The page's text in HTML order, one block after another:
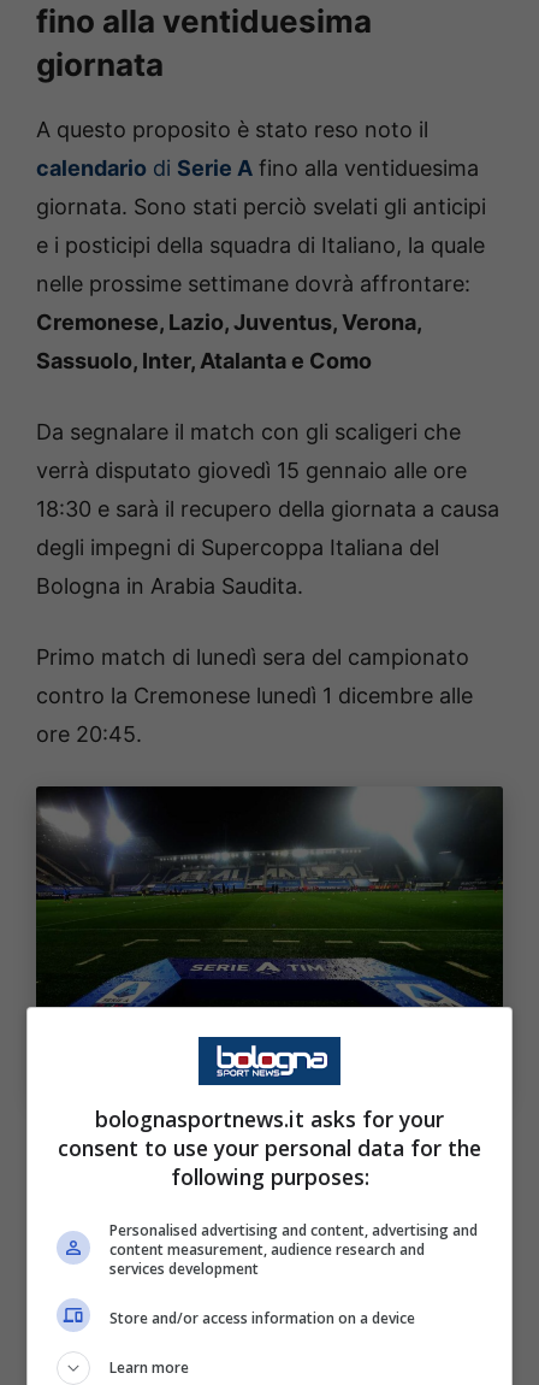
fino alla ventiduesima
giornata
A questo proposito è stato reso noto il
calendario di Serie A fino alla ventiduesima
giornata. Sono stati perciò svelati gli anticipi
e i posticipi della squadra di Italiano, la quale
nelle prossime settimane dovrà affrontare:
Cremonese, Lazio, Juventus, Verona,
Sassuolo, Inter, Atalanta e Como
Da segnalare il match con gli scaligeri che
verrà disputato giovedì 15 gennaio alle ore
18:30 e sarà il recupero della giornata a causa
degli impegni di Supercoppa Italiana del
Bologna in Arabia Saudita.
Primo match di lunedì sera del campionato
contro la Cremonese lunedì 1 dicembre alle
ore 20:45.
giornata. Bolognasportnews (Photo by Pier Marco
Tacca/Getty Images Via One Football)
Il calendario del Bologna: la
nota del club
Andiamo a riportare di seguito il contenuto
bolognasportnews.it asks for your
consent to use your personal data for the
following purposes:
Personalised advertising and content, advertising and
content measurement, audience research and
services development
Store and/or access information on a device
Learn more